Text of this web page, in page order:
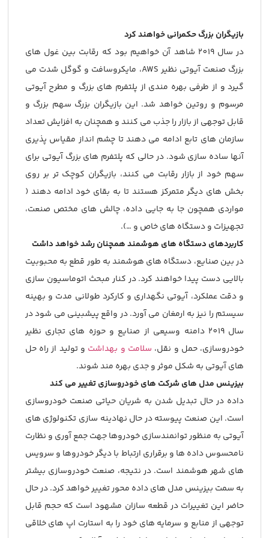
بازیگران بزرگ حکمرانی خواهند کرد
در سال 2019 شاهد آن خواهیم بود که رقابت بین غول های
بزرگ صنعت آیوتی نظیر AWS، مایکروسافت و گوگل شدت می
گیرد و از طرفی بهره مندی از پلتفرم های بزرگ و مطرح آیوتی
مرسوم و روتین خواهد شد. این بازیگران بزرگ سهم بزرگ و
قابل توجهی از بازار را جذب می کنند و همچنان به افزایش تعداد
سازمان های تابع ادامه می دهند تا چشم انداز مقیاس پذیری
آنها ساده سازی شود. در حالی که پلتفرم های بزرگ آیوتی برای
سهم خود از بازار رقابت می کنند، بازیگران کوچک تر بر روی
بخش های دیگر متمرکز هستند تا به بقای خود ادامه دهند (
مواردی همچون جا به جایی داده، چالش های مختص صنعت،
تجهیزات و دستگاه های خاص و …).
کاربردهای دستگاه های هوشمند همچنان رشد خواهد داشت
در بین صنایع، دستگاه های هوشمند به طور قطع به محبوبیت
بالایی دست پیدا خواهند کرد. در کنار مبحث اتوماسیون سازی
و دقت عملکرد، آیوتی نگهداری و کارکرد طولانی مدت و بهینه
سیستم را نیز به ارمغان می آورد. در واقع پیشبینی می شود در
سال 2019 دامنه وسیعی از صنایع و حوزه های تجاری نظیر
خودروسازی، حمل و نقل، سلامت و بهداشت و تولید از راه حل
های آیوتی به شکل موثر و جدی بهره مند شوند.
بیزینس مدل های شرکت های خودروسازی تغییر می کند
داده در حال تبدیل شدن به شریان حیاتی صنعت خودروسازی
است. این صنعت پیوسته در حال نهادینه سازی تکنولوژی های
آیوتی به منظور توانمندسازی خودروها جهت جمع آوری و نظارت
نامحسوس داده ها و برقراری ارتباط با دیگر خودروها و سرویس
های شهر هوشمند است. در نتیجه، صنعت خودروسازی بیشتر
به سمت بیزینس مدل های داده محور تغییر خواهد کرد. در حال
حاضر این تغییرات در قطعه سازان مشهود است که حجم قابل
توجهی از منابع و سرمایه های خود را به استارت اپ های خلاقی